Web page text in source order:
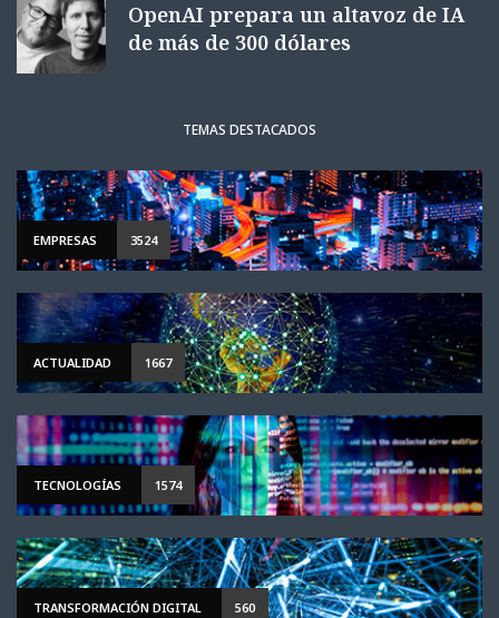
OpenAI prepara un altavoz de IA
de más de 300 dólares
TEMAS DESTACADOS
EMPRESAS 3524
ACTUALIDAD 1667
TECNOLOGÍAS 1574
TRANSFORMACIÓN DIGITAL 560